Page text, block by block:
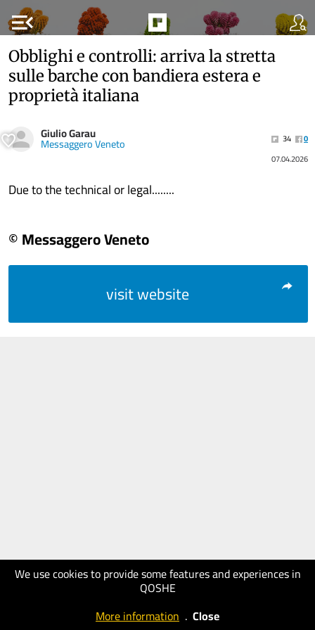
menu_open
We use cookies to provide some features and experiences in
QOSHE
More information . Close
Obblighi e controlli: arriva la stretta
sulle barche con bandiera estera e
proprietà italiana
Giulio Garau
Messaggero Veneto 34
0
07.04.2026
Due to the technical or legal........
© Messaggero Veneto
visit website